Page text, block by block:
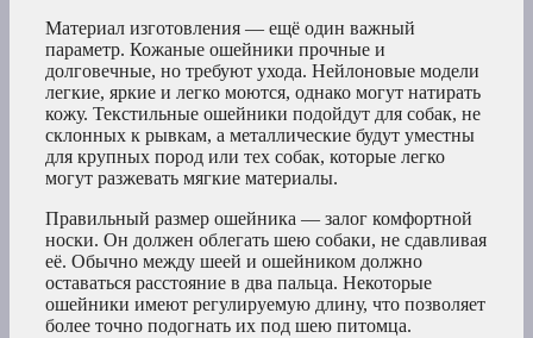
Материал изготовления — ещё один важный
параметр. Кожаные ошейники прочные и
долговечные, но требуют ухода. Нейлоновые модели
легкие, яркие и легко моются, однако могут натирать
кожу. Текстильные ошейники подойдут для собак, не
склонных к рывкам, а металлические будут уместны
для крупных пород или тех собак, которые легко
могут разжевать мягкие материалы.
Правильный размер ошейника — залог комфортной
носки. Он должен облегать шею собаки, не сдавливая
её. Обычно между шеей и ошейником должно
оставаться расстояние в два пальца. Некоторые
ошейники имеют регулируемую длину, что позволяет
более точно подогнать их под шею питомца.